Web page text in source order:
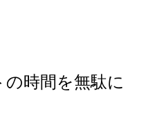
時間を無駄に